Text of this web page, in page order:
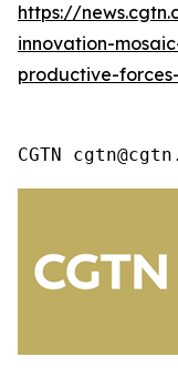
https://
innovation-
productive-
CGTN